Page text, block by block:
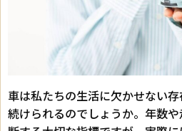
車は私たちの生活に欠かせない
続けられるのでしょうか。年数